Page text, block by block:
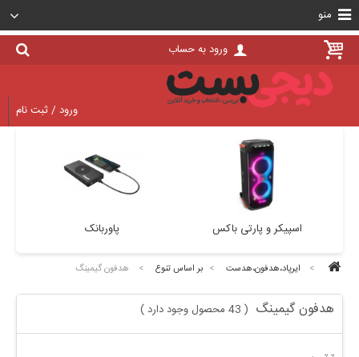
ورود به حساب
منو
ورود / ثبت نام
اسپیکر و پارتی باکس پایه نگهدارنده (هولدر)
> ایرپاد،هدفون،هدست > بر اساس تنوع > هدفون گیمینگ
هدفون گیمینگ ( 43 محصول وجود دارد )